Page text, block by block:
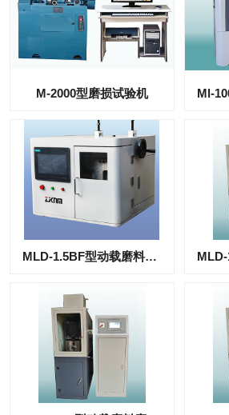
M-2000型磨损试验机
MLD-1.5BF型动载磨料磨损试验机